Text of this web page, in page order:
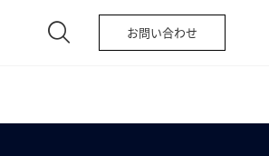
お問い合わせ